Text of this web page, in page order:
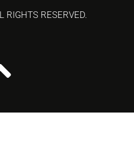
RIGHTS RESERVED.